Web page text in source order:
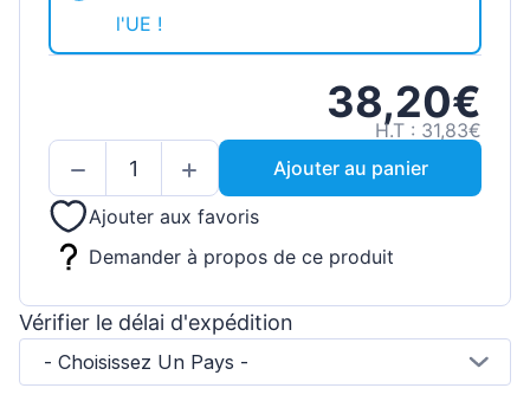
l'UE !
38,20€
H.T : 31,83€
Ajouter au panier
Ajouter aux favoris
Demander à propos de ce produit
Vérifier le délai d'expédition
- Choisissez Un Pays -